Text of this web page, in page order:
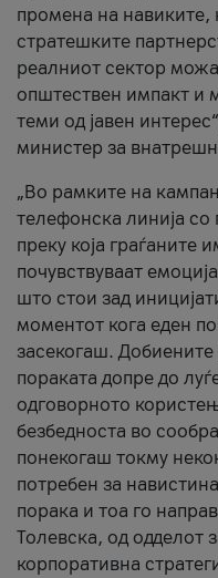
промена на навиките,
стратешките
реалниот сектор
општествен импакт и
теми од јавен
министер за
„Во рамките на
телефонска линија со
преку која граѓаните
почувствуваат
што стои зад
моментот кога еден
засекогаш.
пораката допре до
одговорното
безбедноста во
понекогаш токму
потребен за
порака и тоа го
Толевска, од одделот
корпоративна